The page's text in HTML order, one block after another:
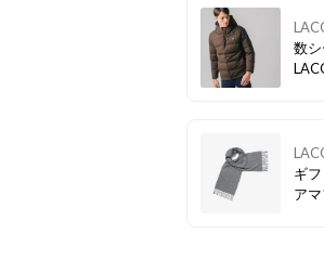
数
ギ
ア